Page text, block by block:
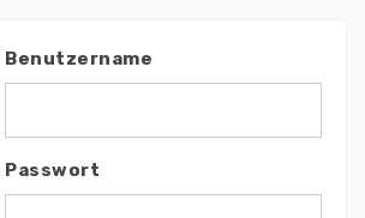
Benutzername
Passwort